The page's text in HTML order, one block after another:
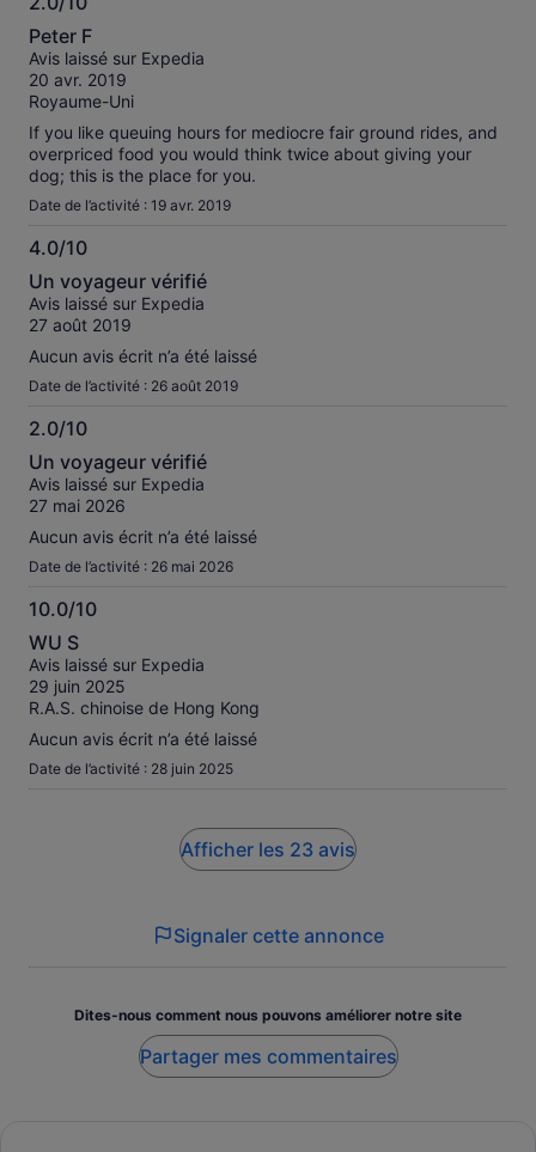
2.0
sur
10
Peter F
Avis laissé sur Expedia
20 avr. 2019
Royaume-Uni
If you like queuing hours for mediocre fair ground rides, and
overpriced food you would think twice about giving your
dog; this is the place for you.
Date de l’activité : 19 avr. 2019
4.0/10
4.0
sur
10
Un voyageur vérifié
Avis laissé sur Expedia
27 août 2019
Aucun avis écrit n’a été laissé
Date de l’activité : 26 août 2019
2.0/10
2.0
sur
10
Un voyageur vérifié
Avis laissé sur Expedia
27 mai 2026
Aucun avis écrit n’a été laissé
Date de l’activité : 26 mai 2026
10.0/10
10.0
sur
10
WU S
Avis laissé sur Expedia
29 juin 2025
R.A.S. chinoise de Hong Kong
Aucun avis écrit n’a été laissé
Date de l’activité : 28 juin 2025
Afficher les 23 avis
Signaler cette annonce
Dites-nous comment nous pouvons améliorer notre site
Partager mes commentaires